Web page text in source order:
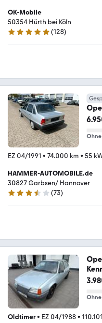
OK-Mobile
50354 Hürth bei Köln
4.8 Sterne
(128)
EZ 04/1991 • 74.000 km • 55
HAMMER-AUTOMOBILE.de
30827 Garbsen/ Hannover
3.4 Sterne
(73)
Oldtimer• EZ 04/1988•